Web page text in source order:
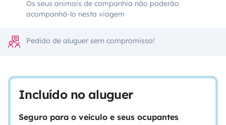
Os seus animais de companhia não poderão
acompanhá-lo nesta viagem
Pedido de aluguer sem compromisso!
Incluído no aluguer
Seguro para o veículo e seus ocupantes